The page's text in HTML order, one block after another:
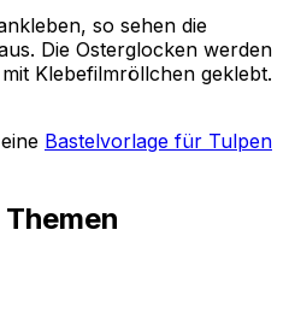
so sehen die
Die Osterglocken werden
Klebefilmröllchen geklebt.
Bastelvorlage für Tulpen